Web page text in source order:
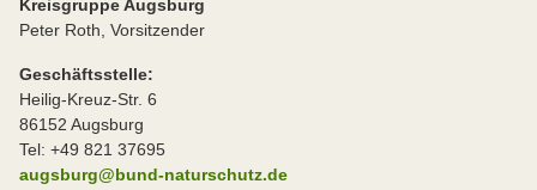
Kreisgruppe Augsburg
Peter Roth, Vorsitzender
Geschäftsstelle:
Heilig-Kreuz-Str. 6
86152 Augsburg
Tel: +49 821 37695
augsburg@bund-naturschutz.de